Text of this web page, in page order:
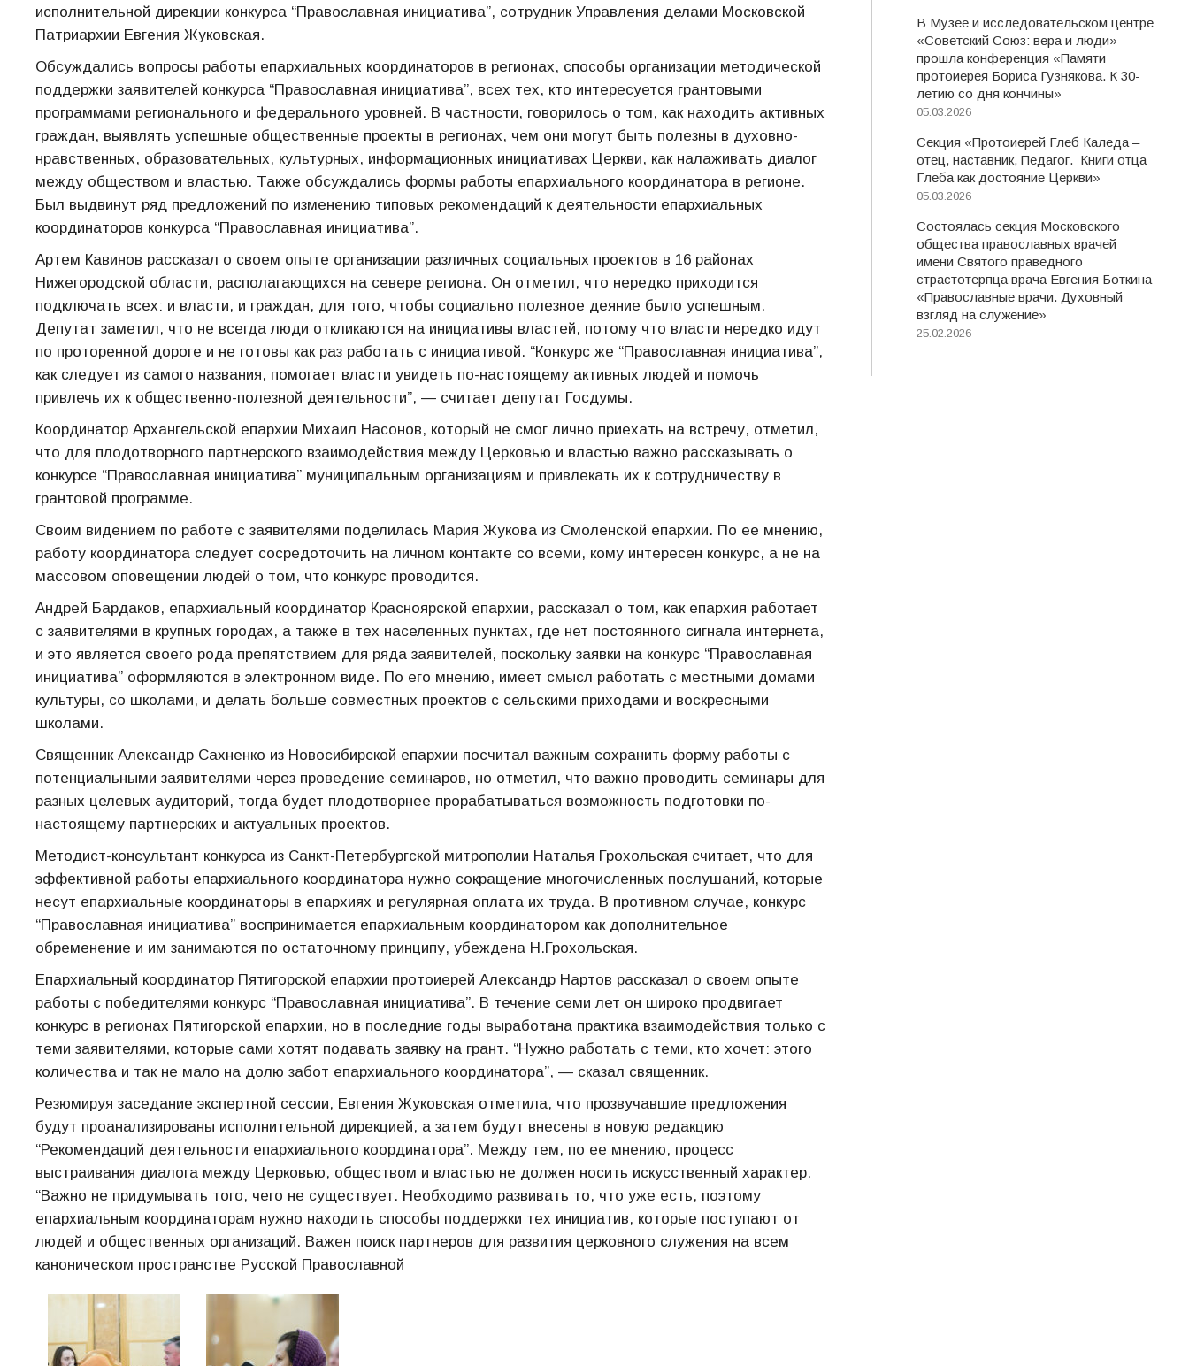
исполнительной дирекции конкурса “Православная инициатива”, сотрудник Управления делами Московской
Патриархии Евгения Жуковская.
Обсуждались вопросы работы епархиальных координаторов в регионах, способы организации методической
поддержки заявителей конкурса “Православная инициатива”, всех тех, кто интересуется грантовыми
программами регионального и федерального уровней. В частности, говорилось о том, как находить активных
граждан, выявлять успешные общественные проекты в регионах, чем они могут быть полезны в духовно-
нравственных, образовательных, культурных, информационных инициативах Церкви, как налаживать диалог
между обществом и властью. Также обсуждались формы работы епархиального координатора в регионе.
Был выдвинут ряд предложений по изменению типовых рекомендаций к деятельности епархиальных
координаторов конкурса “Православная инициатива”.
Артем Кавинов рассказал о своем опыте организации различных социальных проектов в 16 районах
Нижегородской области, располагающихся на севере региона. Он отметил, что нередко приходится
подключать всех: и власти, и граждан, для того, чтобы социально полезное деяние было успешным.
Депутат заметил, что не всегда люди откликаются на инициативы властей, потому что власти нередко идут
по проторенной дороге и не готовы как раз работать с инициативой. “Конкурс же “Православная инициатива”,
как следует из самого названия, помогает власти увидеть по-настоящему активных людей и помочь
привлечь их к общественно-полезной деятельности”, — считает депутат Госдумы.
Координатор Архангельской епархии Михаил Насонов, который не смог лично приехать на встречу, отметил,
что для плодотворного партнерского взаимодействия между Церковью и властью важно рассказывать о
конкурсе “Православная инициатива” муниципальным организациям и привлекать их к сотрудничеству в
грантовой программе.
Своим видением по работе с заявителями поделилась Мария Жукова из Смоленской епархии. По ее мнению,
работу координатора следует сосредоточить на личном контакте со всеми, кому интересен конкурс, а не на
массовом оповещении людей о том, что конкурс проводится.
Андрей Бардаков, епархиальный координатор Красноярской епархии, рассказал о том, как епархия работает
с заявителями в крупных городах, а также в тех населенных пунктах, где нет постоянного сигнала интернета,
и это является своего рода препятствием для ряда заявителей, поскольку заявки на конкурс “Православная
инициатива” оформляются в электронном виде. По его мнению, имеет смысл работать с местными домами
культуры, со школами, и делать больше совместных проектов с сельскими приходами и воскресными
школами.
Священник Александр Сахненко из Новосибирской епархии посчитал важным сохранить форму работы с
потенциальными заявителями через проведение семинаров, но отметил, что важно проводить семинары для
разных целевых аудиторий, тогда будет плодотворнее прорабатываться возможность подготовки по-
настоящему партнерских и актуальных проектов.
Методист-консультант конкурса из Санкт-Петербургской митрополии Наталья Грохольская считает, что для
эффективной работы епархиального координатора нужно сокращение многочисленных послушаний, которые
несут епархиальные координаторы в епархиях и регулярная оплата их труда. В противном случае, конкурс
“Православная инициатива” воспринимается епархиальным координатором как дополнительное
обременение и им занимаются по остаточному принципу, убеждена Н.Грохольская.
Епархиальный координатор Пятигорской епархии протоиерей Александр Нартов рассказал о своем опыте
работы с победителями конкурс “Православная инициатива”. В течение семи лет он широко продвигает
конкурс в регионах Пятигорской епархии, но в последние годы выработана практика взаимодействия только с
теми заявителями, которые сами хотят подавать заявку на грант. “Нужно работать с теми, кто хочет: этого
количества и так не мало на долю забот епархиального координатора”, — сказал священник.
Резюмируя заседание экспертной сессии, Евгения Жуковская отметила, что прозвучавшие предложения
будут проанализированы исполнительной дирекцией, а затем будут внесены в новую редакцию
“Рекомендаций деятельности епархиального координатора”. Между тем, по ее мнению, процесс
выстраивания диалога между Церковью, обществом и властью не должен носить искусственный характер.
“Важно не придумывать того, чего не существует. Необходимо развивать то, что уже есть, поэтому
епархиальным координаторам нужно находить способы поддержки тех инициатив, которые поступают от
людей и общественных организаций. Важен поиск партнеров для развития церковного служения на всем
каноническом пространстве Русской Православной
В Музее и исследовательском центре
«Советский Союз: вера и люди»
прошла конференция «Памяти
протоиерея Бориса Гузнякова. К 30-
летию со дня кончины»
05.03.2026
Секция «Протоиерей Глеб Каледа –
отец, наставник, Педагог. Книги отца
Глеба как достояние Церкви»
05.03.2026
Состоялась секция Московского
общества православных врачей
имени Святого праведного
страстотерпца врача Евгения Боткина
«Православные врачи. Духовный
взгляд на служение»
25.02.2026